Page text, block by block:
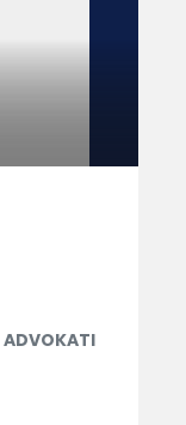
ADVOKATI